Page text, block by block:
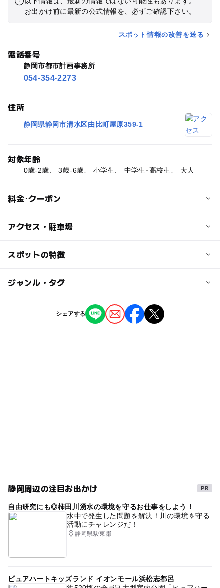
お出かけ前に最新の公式情報を、必ずご確認下さい。
スポット情報の改善を送る
電話番号
静岡市都市計画事務所
054-354-2273
住所
静岡県静岡市清水区由比町屋原359-1
対象年齢
0歳-2歳、 3歳-6歳、 小学生、 中学生･高校生、 大人
料金･クーポン
子供の料金
アクセス・駐車場
交通アクセス
スポットの特徴
駐車場あり ー
ー 託児所
ジャンル・タグ
公園・総合公園
シェアする
静岡周辺の注目お出かけ
自由研究にも◎柿田川湧水の環境を守るお仕事をしよう！
水中で発生した問題を解決！川の環境を守る
活動にチャレンジだ！
静岡県駿東郡
ピュアハートキッズランド イオンモール浜松志都呂